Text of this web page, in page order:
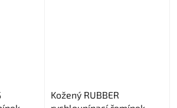
Kožený RUBBER